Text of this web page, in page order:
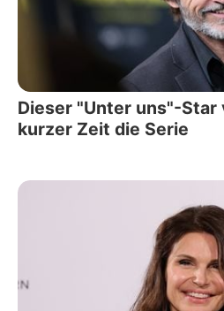
Dieser "Unter uns"-Star
kurzer Zeit die Serie